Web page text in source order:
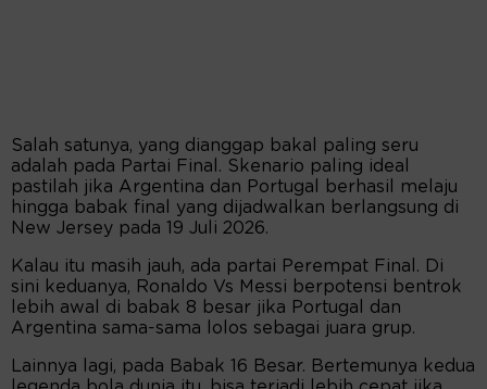
Salah satunya, yang dianggap bakal paling seru
adalah pada Partai Final. Skenario paling ideal
pastilah jika Argentina dan Portugal berhasil melaju
hingga babak final yang dijadwalkan berlangsung di
New Jersey pada 19 Juli 2026.
Kalau itu masih jauh, ada partai Perempat Final. Di
sini keduanya, Ronaldo Vs Messi berpotensi bentrok
lebih awal di babak 8 besar jika Portugal dan
Argentina sama-sama lolos sebagai juara grup.
Lainnya lagi, pada Babak 16 Besar. Bertemunya kedua